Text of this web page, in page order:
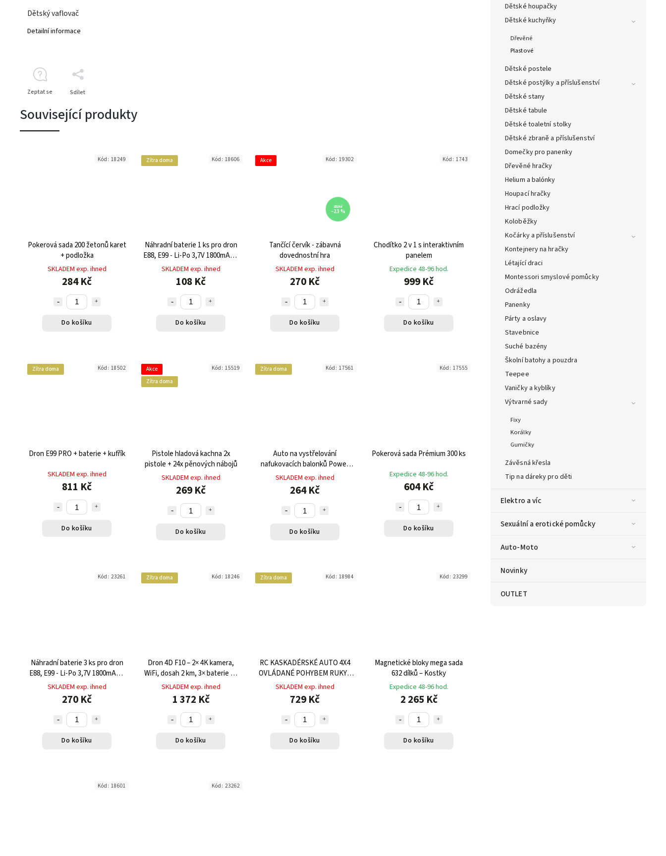
Dětské houpačky
Dětské kuchyňky
Dřevěné
Plastové
Dětské postele
Dětské postýlky a příslušenství
Dětské stany
Dětské tabule
Dětské toaletní stolky
Dětské zbraně a příslušenství
Domečky pro panenky
Dřevěné hračky
Helium a balónky
Houpací hračky
Hrací podložky
Koloběžky
Kočárky a příslušenství
Kontejnery na hračky
Létající draci
Montessori smyslové pomůcky
Odrážedla
Panenky
Párty a oslavy
Stavebnice
Suché bazény
Školní batohy a pouzdra
Teepee
Vaničky a kyblíky
Výtvarné sady
Fixy
Korálky
Gumičky
Závěsná křesla
Tip na dáreky pro děti
Elektro a víc
Sexuální a erotické pomůcky
Auto-Moto
Novinky
OUTLET
Dětský vaflovač
Detailní informace
Zeptat se Sdílet
Související produkty
Pokerová sada 200 žetonů karet
+ podložka
SKLADEM exp. ihned
284 Kč
Do košíku
Kód: 18249 Zítra doma
Náhradní baterie 1 ks pro dron
E88, E99 - Li-Po 3,7V 1800mAh s
výdrží až 15 minut letu
SKLADEM exp. ihned
108 Kč
Do košíku
Kód: 18606 Akce
352 Kč
–23 %
Tančící červík - zábavná
dovednostní hra
SKLADEM exp. ihned
270 Kč
Do košíku
Kód: 19302
Chodítko 2 v 1 s interaktivním
panelem
Expedice 48-96 hod.
999 Kč
Do košíku
Kód: 1743
Zítra doma
Dron E99 PRO + baterie + kufřík
SKLADEM exp. ihned
811 Kč
Do košíku
Kód: 18502
Akce
Zítra doma
Pistole hladová kachna 2x
pistole + 24x pěnových nábojů
SKLADEM exp. ihned
269 Kč
Do košíku
Kód: 15519 Zítra doma
Auto na vystřelování
nafukovacích balonků Power
Baloon
SKLADEM exp. ihned
264 Kč
Do košíku
Kód: 17561
Pokerová sada Prémium 300 ks
Expedice 48-96 hod.
604 Kč
Do košíku
Kód: 17555
Náhradní baterie 3 ks pro dron
E88, E99 - Li-Po 3,7V 1800mAh s
výdrží až 15 minut letu
SKLADEM exp. ihned
270 Kč
Do košíku
Kód: 23261 Zítra doma
Dron 4D F10 – 2× 4K kamera,
WiFi, dosah 2 km, 3× baterie 25
min, pouzdro
SKLADEM exp. ihned
1 372 Kč
Do košíku
Kód: 18246 Zítra doma
RC KASKADÉRSKÉ AUTO 4X4
OVLÁDANÉ POHYBEM RUKY -
MODRÉ, GESTO KONTROLA
SKLADEM exp. ihned
729 Kč
Do košíku
Kód: 18984
Magnetické bloky mega sada
632 dílků – Kostky
Expedice 48-96 hod.
2 265 Kč
Do košíku
Kód: 23299
Kód: 18601 Kód: 23262